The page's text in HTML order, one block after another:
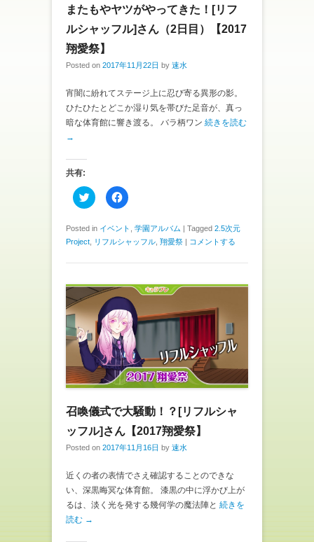
き
ま
す
)
し
い
ウ
ィ
で
ま
す
)
またもやヤツがやってきた！[リフ
ルシャッフル]さん（2日目）【2017
翔愛祭】
Posted on 2017年11月22日 by 速水
宵闇に紛れてステージ上に忍び寄る異形の影。
ひたひたとどこか湿り気を帯びた足音が、真っ
暗な体育館に響き渡る。 バラ柄ワン 続きを読む
→
共有:
ク
リ
し
て
T
i
e
r
共
有
新
し
い
ウ
ィ
ン
ド
で
開
ま
す
)
F
a
b
o
o
で
す
る
に
は
ク
リ
ッ
ク
し
て
く
だ
さ
新
い
ウ
ィ
ウ
で
開
き
ま
Posted in イベント 学園アルバム Tagged 2.5次元
Project
リフルシャッフル 翔愛祭 コメントする
召喚儀式で大騒動！？[リフルシャ
ッフル]さん【2017翔愛祭】
Posted on 2017年11月16日 by 速水
近くの者の表情でさえ確認することのできな
い、深黒晦冥な体育館。 漆黒の中に浮かび上が
るは、淡く光を発する幾何学の魔法陣と 続きを
読む →